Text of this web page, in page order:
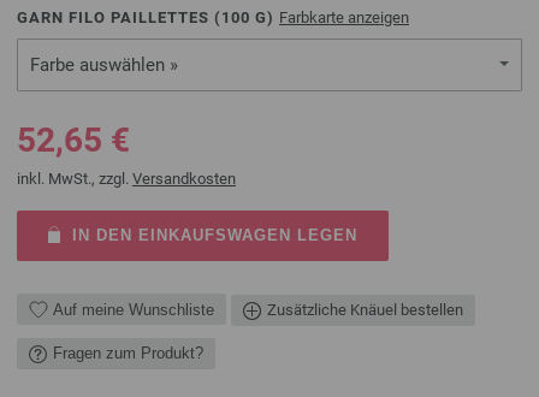
GARN FILO PAILLETTES ( 100 G) Farbkarte anzeigen
Farbe auswählen »
52,65 €
inkl. MwSt., zzgl. Versandkosten
IN DEN EINKAUFSWAGEN LEGEN
Auf meine Wunschliste Zusätzliche Knäuel bestellen
Fragen zum Produkt?